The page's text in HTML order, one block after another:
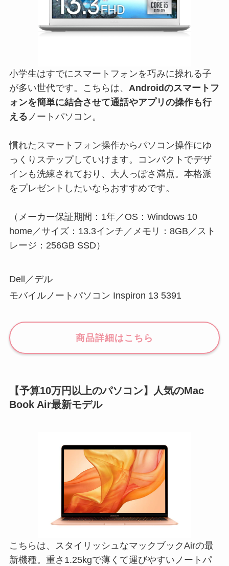
小学生はすでにスマートフォンを巧みに操れる子
が多い世代です。こちらは、 Androidのスマートフ
ォンを簡単に結合させて通話やアプリの操作も行
える ノートパソコン。
慣れたスマートフォン操作からパソコン操作にゆ
っくりステップしていけます。コンパクトでデザ
インも洗練されており、大人っぽさ満点。本格派
をプレゼントしたいならおすすめです。
（メーカー保証期間：1年／OS：Windows 10
home／サイズ：13.3インチ／メモリ：8GB／スト
レージ：256GB SSD）
Dell／デル
モバイルノートパソコン Inspiron 13 5391
商品詳細はこちら
【予算10万円以上のパソコン】人気のMac
Book Air最新モデル
こちらは、スタイリッシュなマックブックAirの最
新機種。重さ1.25kgで薄くて運びやすいノートパ